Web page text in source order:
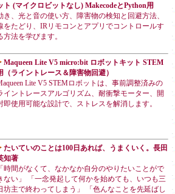
ト (マイクロビットなし) MakecodeとPython用
き、光と音の使い方、障害物の検知と回避方法、
をたどり、IRリモコンとアプリでコントロールす
方法を学びます。
Maqueen Lite V5 micro:bit ロボットキット STEM
（ライントレース＆障害物回避）
Lite V5 STEMロボットは、事前調整済みの
イントレースアルゴリズム、耐衝撃モーター、開
即使用可能な設計で、ストレスを解消します。
たいていのことは100日あれば、うまくいく。長田
知著
「時間がなくて、なかなか自分のやりたいことがで
ない」 「一念発起して何かを始めても、いつも三
坊主で終わってしまう」 「色んなことを先延ばし